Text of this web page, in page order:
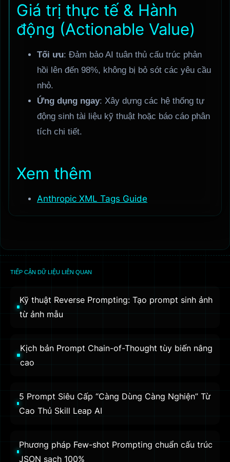
Giá trị thực tế & Hành
động (Actionable Value)
Tối ưu: Đảm bảo AI tuân thủ cấu trúc phản
hồi lên đến 98%, không bị bỏ sót các yêu cầu
nhỏ.
Ứng dụng ngay: Xây dựng các hệ thống tự
động sinh tài liệu kỹ thuật hoặc báo cáo phân
tích chi tiết.
Xem thêm
Anthropic XML Tags Guide
TIẾP CẬN DỮ LIỆU LIÊN QUAN
Kỹ thuật Reverse Prompting: Tạo prompt sinh ảnh
từ ảnh mẫu
Kịch bản Prompt Chain-of-Thought tùy biến nâng
cao
5 Prompt Siêu Cấp “Càng Dùng Càng Nghiện” Từ
Cao Thủ Skill Leap AI
Phương pháp Few-shot Prompting chuẩn cấu trúc
JSON sạch 100%